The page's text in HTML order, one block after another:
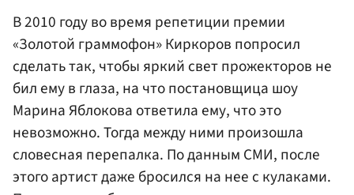
В 2010 году во время репетиции премии
«Золотой граммофон» Киркоров попросил
сделать так, чтобы яркий свет прожекторов не
бил ему в глаза, на что постановщица шоу
Марина Яблокова ответила ему, что это
невозможно. Тогда между ними произошла
словесная перепалка. По данным СМИ, после
этого артист даже бросился на нее с кулаками.